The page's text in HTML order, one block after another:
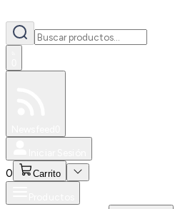
0 Carrito